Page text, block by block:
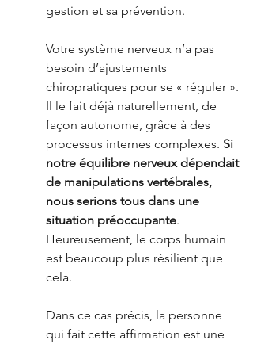
gestion et sa prévention.
Votre système nerveux n’a pas
besoin d’ajustements
chiropratiques pour se « réguler ».
Il le fait déjà naturellement, de
façon autonome, grâce à des
processus internes complexes. Si
notre équilibre nerveux dépendait
de manipulations vertébrales,
nous serions tous dans une
situation préoccupante.
Heureusement, le corps humain
est beaucoup plus résilient que
cela.
Dans ce cas précis, la personne
qui fait cette affirmation est une